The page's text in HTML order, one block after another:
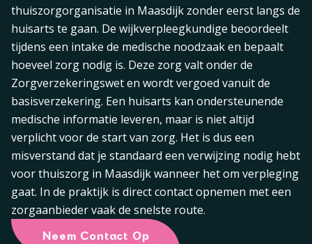
thuiszorgorganisatie in Maasdijk zonder eerst langs de
huisarts te gaan. De wijkverpleegkundige beoordeelt
tijdens een intake de medische noodzaak en bepaalt
hoeveel zorg nodig is. Deze zorg valt onder de
Zorgverzekeringswet en wordt vergoed vanuit de
basisverzekering. Een huisarts kan ondersteunende
medische informatie leveren, maar is niet altijd
verplicht voor de start van zorg. Het is dus een
misverstand dat je standaard een verwijzing nodig hebt
voor thuiszorg in Maasdijk wanneer het om verpleging
gaat. In de praktijk is direct contact opnemen met een
zorgaanbieder vaak de snelste route.
Neem Contact Op